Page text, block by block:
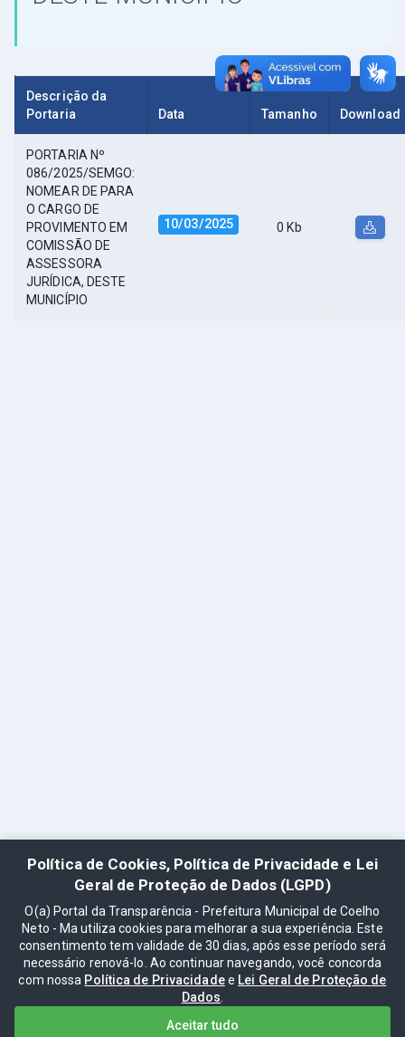
Descrição da
Portaria
Data Tamanho Download
PORTARIA Nº
086/2025/SEMGO:
NOMEAR DE PARA
O CARGO DE
PROVIMENTO EM
COMISSÃO DE
ASSESSORA
JURÍDICA, DESTE
MUNICÍPIO
10/03/2025 0 Kb
Política de Cookies, Política de Privacidade e Lei
Geral de Proteção de Dados (LGPD)
O(a) Portal da Transparência - Prefeitura Municipal de Coelho
Neto - Ma utiliza cookies para melhorar a sua experiência. Este
consentimento tem validade de 30 dias, após esse período será
necessário renová-lo. Ao continuar navegando, você concorda
com nossa Política de Privacidadee Lei Geral de Proteção de
Dados
Aceitar tudo